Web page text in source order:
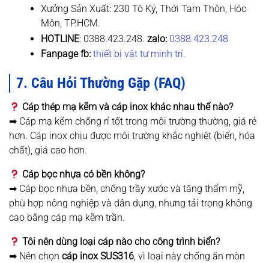
Xưởng Sản Xuất: 230 Tô Ký, Thới Tam Thôn, Hóc
Môn, TP.HCM.
HOTLINE: 0388.423.248. zalo: 0388.423.248
Fanpage fb: thiết bị vật tư minh trí.
7. Câu Hỏi Thường Gặp (FAQ)
Cáp thép mạ kẽm và cáp inox khác nhau thế nào?
➡ Cáp mạ kẽm chống rỉ tốt trong môi trường thường, giá rẻ
hơn. Cáp inox chịu được môi trường khắc nghiệt (biển, hóa
chất), giá cao hơn.
Cáp bọc nhựa có bền không?
➡ Cáp bọc nhựa bền, chống trầy xước và tăng thẩm mỹ,
phù hợp nông nghiệp và dân dụng, nhưng tải trọng không
cao bằng cáp mạ kẽm trần.
Tôi nên dùng loại cáp nào cho công trình biển?
➡ Nên chọn cáp inox SUS316, vì loại này chống ăn mòn